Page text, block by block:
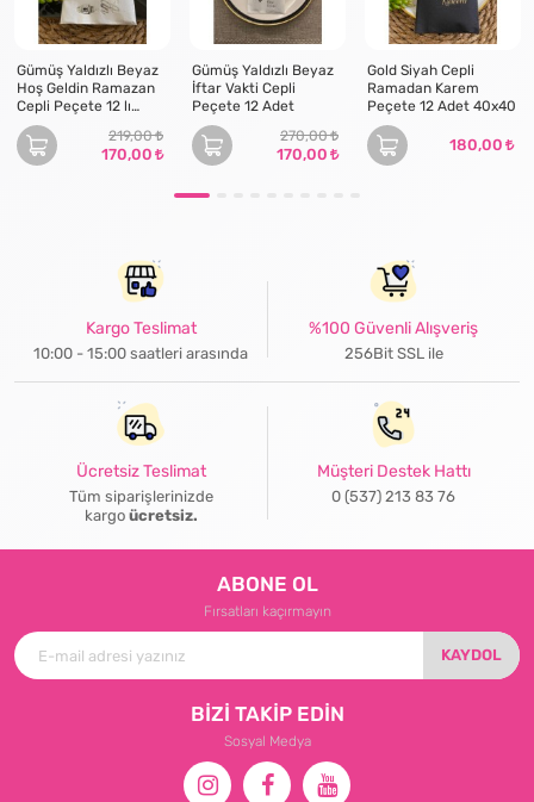
Gümüş Yaldızlı Beyaz
Hoş Geldin Ramazan
Cepli Peçete 12 lı
40x40
219,00
170,00
Gümüş Yaldızlı Beyaz
İftar Vakti Cepli
Peçete 12 Adet
270,00
170,00
Gold Siyah Cepli
Ramadan Karem
Peçete 12 Adet 40x40
180,00
Kargo Teslimat
10:00 - 15:00 saatleri arasında
%100 Güvenli Alışveriş
256Bit SSL ile
Ücretsiz Teslimat
Tüm siparişlerinizde
kargo ücretsiz.
Müşteri Destek Hattı
0 (537) 213 83 76
ABONE OL
Fırsatları kaçırmayın
KAYDOL
BİZİ TAKİP EDİN
Sosyal Medya